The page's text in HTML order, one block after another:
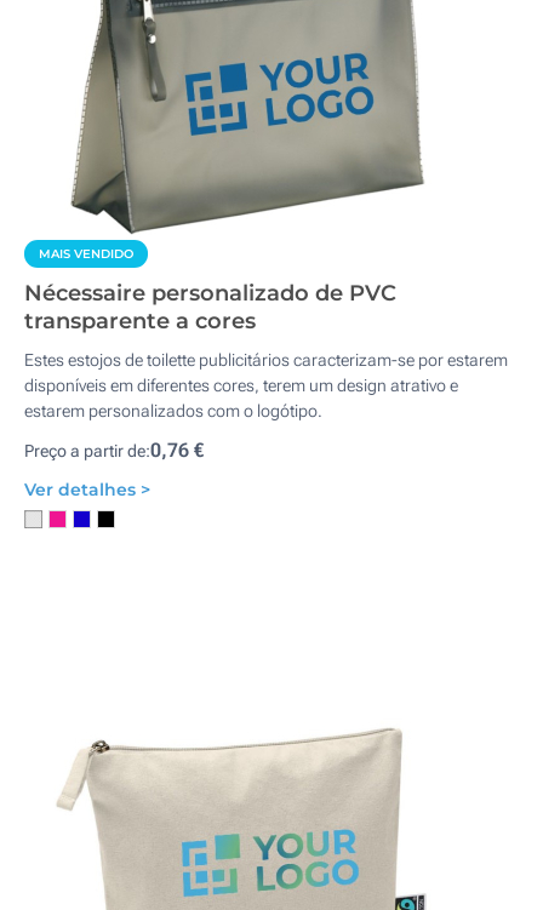
MAIS VENDIDO
Nécessaire personalizado de PVC
transparente a cores
Estes estojos de toilette publicitários caracterizam-se por estarem
disponíveis em diferentes cores, terem um design atrativo e
estarem personalizados com o logótipo.
Preço a partir de:0,76 €
Ver detalhes >